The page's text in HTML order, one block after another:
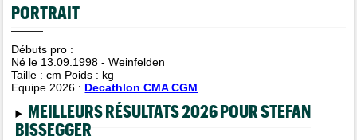
PORTRAIT
Débuts pro :
Né le 13.09.1998 - Weinfelden
Taille :cm Poids : kg
Equipe 2026 : Decathlon CMA CGM
MEILLEURS RÉSULTATS 2026 POUR STEFAN
BISSEGGER